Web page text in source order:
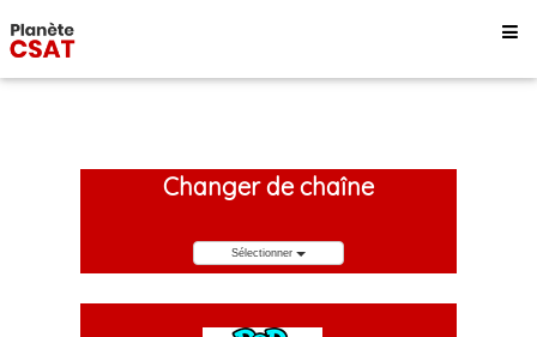
Changer de chaîne
Sélectionner